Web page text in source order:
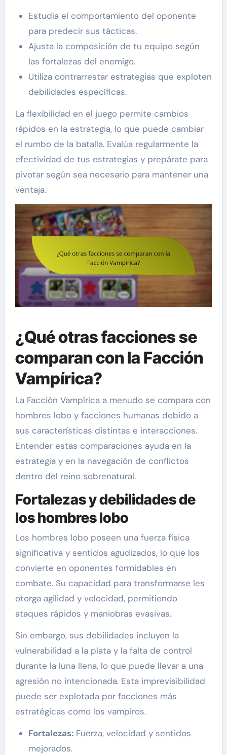
Estudia el comportamiento del oponente
para predecir sus tácticas.
Ajusta la composición de tu equipo según
las fortalezas del enemigo.
Utiliza contrarrestar estrategias que exploten
debilidades específicas.
La flexibilidad en el juego permite cambios
rápidos en la estrategia, lo que puede cambiar
el rumbo de la batalla. Evalúa regularmente la
efectividad de tus estrategias y prepárate para
pivotar según sea necesario para mantener una
ventaja.
¿Qué otras facciones se
comparan con la Facción
Vampírica?
La Facción Vampírica a menudo se compara con
hombres lobo y facciones humanas debido a
sus características distintas e interacciones.
Entender estas comparaciones ayuda en la
estrategia y en la navegación de conflictos
dentro del reino sobrenatural.
Fortalezas y debilidades de
los hombres lobo
Los hombres lobo poseen una fuerza física
significativa y sentidos agudizados, lo que los
convierte en oponentes formidables en
combate. Su capacidad para transformarse les
otorga agilidad y velocidad, permitiendo
ataques rápidos y maniobras evasivas.
Sin embargo, sus debilidades incluyen la
vulnerabilidad a la plata y la falta de control
durante la luna llena, lo que puede llevar a una
agresión no intencionada. Esta imprevisibilidad
puede ser explotada por facciones más
estratégicas como los vampiros.
Fortalezas:Fuerza, velocidad y sentidos
mejorados.